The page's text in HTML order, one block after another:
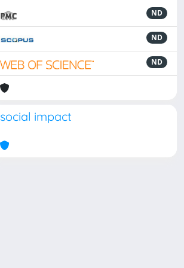
ND
ND
ND
social impact